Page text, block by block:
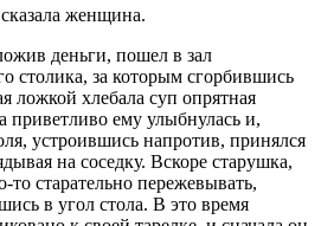
женщина.
деньги, пошел в зал
столика, за которым сгорбившись
ложкой хлебала суп опрятная
ему улыбнулась и,
устроившись напротив, принялся
на соседку. Вскоре старушка,
то старательно пережевывать,
в угол стола. В это время